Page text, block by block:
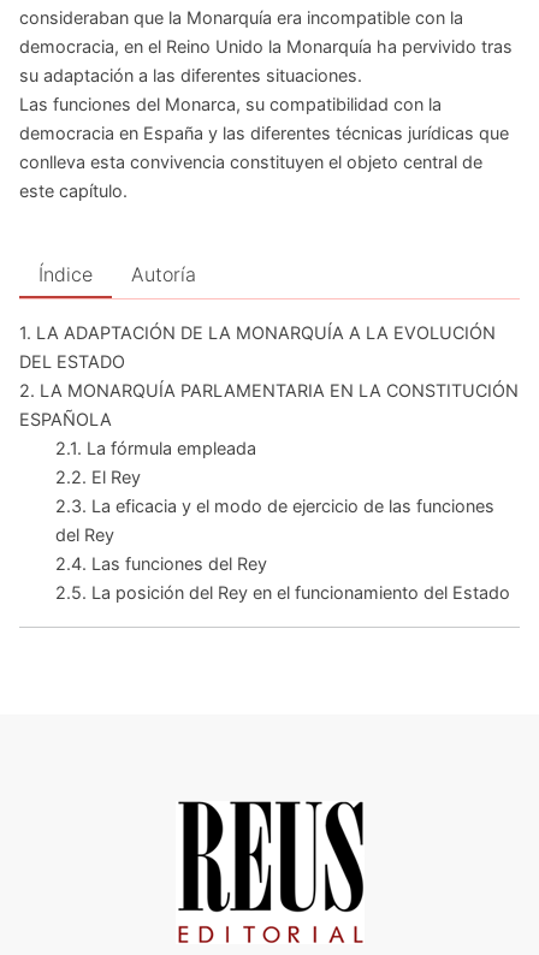
consideraban que la Monarquía era incompatible con la
democracia, en el Reino Unido la Monarquía ha pervivido tras
su adaptación a las diferentes situaciones.
Las funciones del Monarca, su compatibilidad con la
democracia en España y las diferentes técnicas jurídicas que
conlleva esta convivencia constituyen el objeto central de
este capítulo.
Índice Autoría
1. LA ADAPTACIÓN DE LA MONARQUÍA A LA EVOLUCIÓN
DEL ESTADO
2. LA MONARQUÍA PARLAMENTARIA EN LA CONSTITUCIÓN
ESPAÑOLA
2.1. La fórmula empleada
2.2. El Rey
2.3. La eficacia y el modo de ejercicio de las funciones
del Rey
2.4. Las funciones del Rey
2.5. La posición del Rey en el funcionamiento del Estado